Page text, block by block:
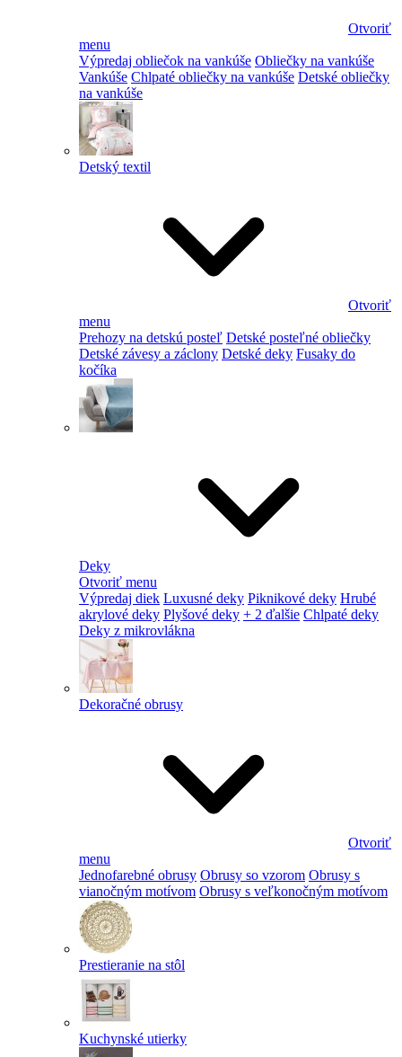
Otvoriť
menu
Výpredaj obliečok na vankúše Obliečky na vankúše
Vankúše Chlpaté obliečky na vankúše Detské obliečky
na vankúše
Detský textil
Otvoriť
menu
Prehozy na detskú posteľ Detské posteľné obliečky
Detské závesy a záclony Detské deky Fusaky do
kočíka
Deky
Otvoriť menu
Výpredaj diek Luxusné deky Piknikové deky Hrubé
akrylové deky Plyšové deky + 2 ďalšie Chlpaté deky
Deky z mikrovlákna
Dekoračné obrusy
Otvoriť
menu
Jednofarebné obrusy Obrusy so vzorom Obrusy s
vianočným motívom Obrusy s veľkonočným motívom
Prestieranie na stôl
Kuchynské utierky